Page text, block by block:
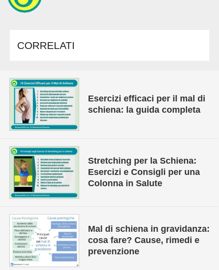
CORRELATI
Esercizi efficaci per il mal di
schiena: la guida completa
Stretching per la Schiena:
Esercizi e Consigli per una
Colonna in Salute
Mal di schiena in gravidanza:
cosa fare? Cause, rimedi e
prevenzione